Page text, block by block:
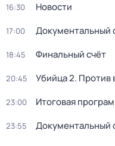
16:30 Новости
17:00 Документальный
18:45 Финальный счёт
20:45 Убийца 2. Против
23:00 Итоговая
23:55 Документальный